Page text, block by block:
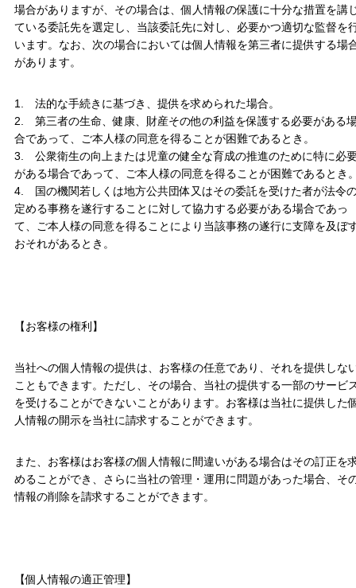
場合がありますが、その場合は、個人情報の保護に十分な措置を講
ている委託先を選定し、当該委託先に対し、必要かつ適切な監督を
います。なお、次の場合においては個人情報を第三者に提供する場
があります。
1. 法的な手続きに基づき、提供を求められた場合。
2. 第三者の生命、健康、財産その他の利益を保護する必要がある
合であって、ご本人様の同意を得ることが困難であるとき。
3. 公衆衛生の向上または児童の健全な育成の推進のために特に必
がある場合であって、ご本人様の同意を得ることが困難であるとき
4. 国の機関若しくは地方公共団体又はその委託を受けた者が法令
定める事務を遂行することに対して協力する必要がある場合であっ
て、ご本人様の同意を得ることにより当該事務の遂行に支障を及ぼ
おそれがあるとき。
【お客様の権利】
当社への個人情報の提供は、お客様の任意であり、それを提供しな
こともできます。ただし、その場合、当社の提供する一部のサービ
を受けることができないことがあります。お客様は当社に提供した
人情報の開示を当社に請求することができます。
また、お客様はお客様の個人情報に間違いがある場合はその訂正を
めることができ、さらに当社の管理・運用に問題があった場合、そ
情報の削除を請求することができます。
【個人情報の適正管理】